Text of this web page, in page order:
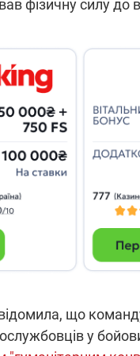
фізичну силу до
що
у
"Око та
РЕБ і
збір
одразу
бригад ЗСУ